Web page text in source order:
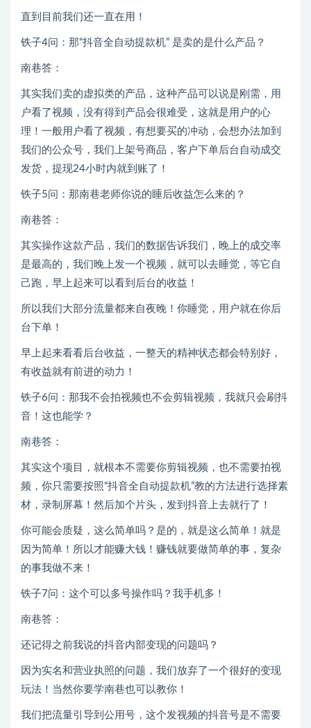
直到目前我们还一直在用！
铁子4问：那“抖音全自动提款机” 是卖的是什么产品？
南巷答：
其实我们卖的虚拟类的产品，这种产品可以说是刚需，用
户看了视频，没有得到产品会很难受，这就是用户的心
理！一般用户看了视频，有想要买的冲动，会想办法加到
我们的公众号，我们上架号商品，客户下单后台自动成交
发货，提现24小时内就到账了！
铁子5问：那南巷老师你说的睡后收益怎么来的？
南巷答：
其实操作这款产品，我们的数据告诉我们，晚上的成交率
是最高的，我们晚上发一个视频，就可以去睡觉，等它自
己跑，早上起来可以看到后台的收益！
所以我们大部分流量都来自夜晚！你睡觉，用户就在你后
台下单！
早上起来看看后台收益，一整天的精神状态都会特别好，
有收益就有前进的动力！
铁子6问：那我不会拍视频也不会剪辑视频，我就只会刷抖
音！这也能学？
南巷答：
其实这个项目，就根本不需要你剪辑视频，也不需要拍视
频，你只需要按照“抖音全自动提款机”教的方法进行选择素
材，录制屏幕！然后加个片头，发到抖音上去就行了！
你可能会质疑，这么简单吗？是的，就是这么简单！就是
因为简单！所以才能赚大钱！赚钱就要做简单的事，复杂
的事我做不来！
铁子7问：这个可以多号操作吗？我手机多！
南巷答：
还记得之前我说的抖音内部变现的问题吗？
因为实名和营业执照的问题，我们放弃了一个很好的变现
玩法！当然你要学南巷也可以教你！
我们把流量引导到公用号，这个发视频的抖音号是不需要